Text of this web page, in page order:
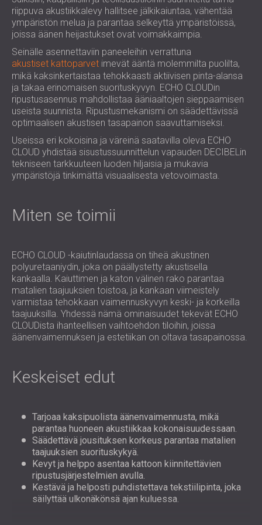
riippuva akustiikkalevy hallitsee jälkikaiuntaa, vähentää
ympäristön melua ja parantaa selkeyttä ympäristöissä,
joissa äänen heijastukset ovat voimakkaimpia.
Seinälle asennettaviin paneeleihin verrattuna
akustiset kattoparvet imevät ääntä molemmilta puolilta,
mikä kaksinkertaistaa tehokkaasti aktiivisen pinta-alansa
ja takaa erinomaisen suorituskyvyn. ECHO CLOUDin
ripustusasennus mahdollistaa ääniaaltojen sieppaamisen
useista suunnista. Ripustusmekanismi on säädettävissä
optimaalisen akustisen tasapainon saavuttamiseksi.
Useissa eri kokoisina ja väreinä saatavilla oleva ECHO
CLOUD yhdistää sisustussuunnittelun vapauden DECIBELin
tekniseen tarkkuuteen luoden hiljaisia ja mukavia
ympäristöjä tinkimättä visuaalisesta vetovoimasta.
Miten se toimii
ECHO CLOUD -kaiutinlaudassa on tiheä akustinen
polyuretaaniydin, joka on päällystetty akustisella
kankaalla. Kaiuttimen ja katon välinen rako parantaa
matalien taajuuksien toistoa, ja kankaan viimeistely
varmistaa tehokkaan vaimennuskyvyn keski- ja korkeilla
taajuuksilla. Yhdessä nämä ominaisuudet tekevät ECHO
CLOUDista ihanteellisen vaihtoehdon tiloihin, joissa
äänenvaimennuksen ja estetiikan on oltava tasapainossa.
Keskeiset edut
Tarjoaa kaksipuolista äänenvaimennusta, mikä
parantaa huoneen akustiikkaa kokonaisuudessaan.
Säädettävä jousituksen korkeus parantaa matalien
taajuuksien suorituskykyä.
Kevyt ja helppo asentaa kattoon kiinnitettävien
ripustusjärjestelmien avulla.
Kestävä ja helposti puhdistettava tekstiilipinta, joka
säilyttää ulkonäkönsä ajan kuluessa.